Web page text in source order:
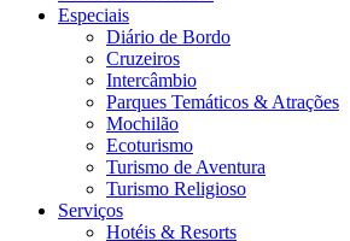
Especiais
Diário de Bordo
Cruzeiros
Intercâmbio
Parques Temáticos & Atrações
Mochilão
Ecoturismo
Turismo de Aventura
Turismo Religioso
Serviços
Hotéis & Resorts